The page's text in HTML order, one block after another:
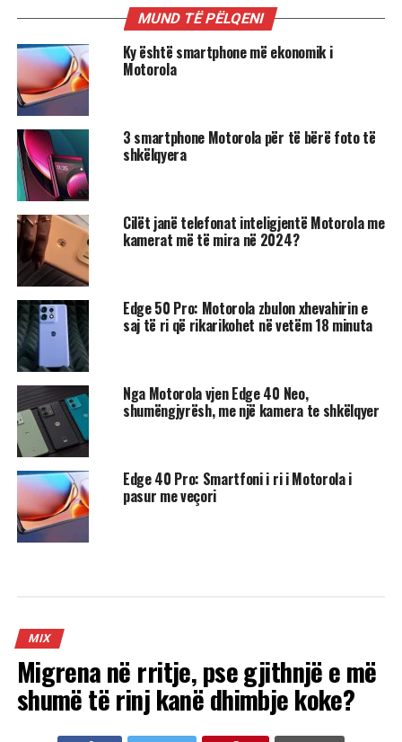
MUND TË PËLQENI
Ky është smartphone më ekonomik i
Motorola
3 smartphone Motorola për të bërë foto të
shkëlqyera
Cilët janë telefonat inteligjentë Motorola me
kamerat më të mira në 2024?
Edge 50 Pro: Motorola zbulon xhevahirin e
saj të ri që rikarikohet në vetëm 18 minuta
Nga Motorola vjen Edge 40 Neo,
shumëngjyrësh, me një kamera te shkëlqyer
Edge 40 Pro: Smartfoni i ri i Motorola i
pasur me veçori
MIX
Migrena në rritje, pse gjithnjë e më
shumë të rinj kanë dhimbje koke?